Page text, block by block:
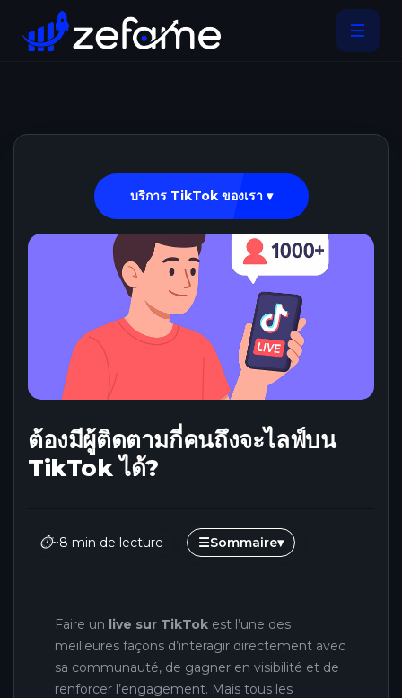
บริการ TikTok ของเรา ▾
ต้องมีผู้ติดตามกี่คนถึงจะไลฟ์บน
TikTok ได้?
⏱~8 min de lecture ☰Sommaire▾
Faire un live sur TikTok est l’une des
meilleures façons d’interagir directement avec
sa communauté, de gagner en visibilité et de
renforcer l’engagement. Mais tous les